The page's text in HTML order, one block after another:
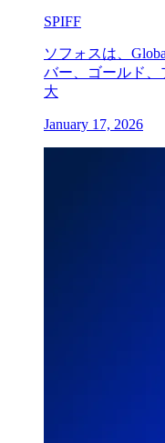
SPIFF
ソフォスは、
バー、ゴールド
大
January 17, 2026